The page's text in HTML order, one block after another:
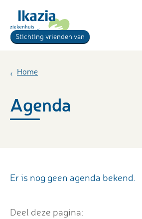
Stichting vrienden van
Home
Agenda
Er is nog geen agenda bekend.
Deel deze pagina: